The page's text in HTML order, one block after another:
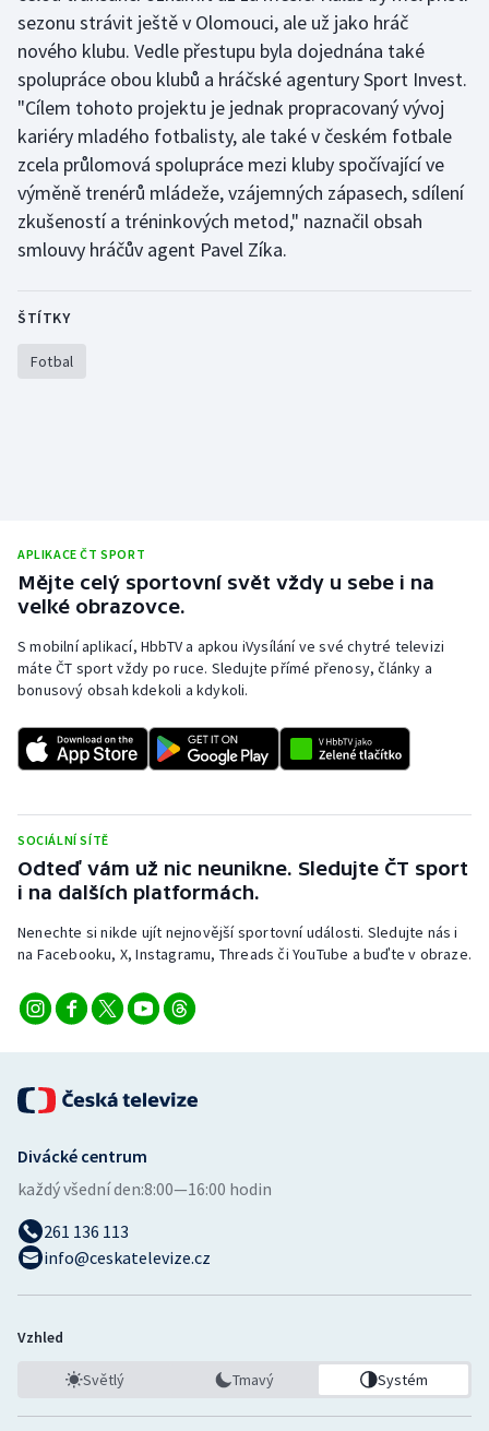
Parasport
Plavání
Plážový volejbal
Ragby
Rychlobruslení
Rychlostní kanoistika
Short track
Veslování
Volejbal
Ostatní
sezonu strávit ještě v Olomouci, ale už jako hráč
nového klubu. Vedle přestupu byla dojednána také
spolupráce obou klubů a hráčské agentury Sport Invest.
"Cílem tohoto projektu je jednak propracovaný vývoj
kariéry mladého fotbalisty, ale také v českém fotbale
zcela průlomová spolupráce mezi kluby spočívající ve
výměně trenérů mládeže, vzájemných zápasech, sdílení
zkušeností a tréninkových metod," naznačil obsah
smlouvy hráčův agent Pavel Zíka.
ŠTÍTKY
Fotbal
APLIKACE ČT SPORT
Mějte celý sportovní svět vždy u sebe i na
velké obrazovce.
S mobilní aplikací, HbbTV a apkou iVysílání ve své chytré televizi
máte ČT sport vždy po ruce. Sledujte přímé přenosy, články a
bonusový obsah kdekoli a kdykoli.
SOCIÁLNÍ SÍTĚ
Odteď vám už nic neunikne. Sledujte ČT sport
i na dalších platformách.
Nenechte si nikde ujít nejnovější sportovní události. Sledujte nás i
na Facebooku, X, Instagramu, Threads či YouTube a buďte v obraze.
Divácké centrum
každý všední den:8:00—16:00 hodin
261 136 113
info@ceskatelevize.cz
Vzhled
Světlý Tmavý Systém